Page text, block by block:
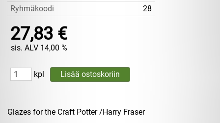
Ryhmäkoodi
28
27,83 €
sis. ALV 14,00 %
kpl
Glazes for the Craft Potter /Harry Fraser